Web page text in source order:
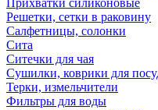
Прихватки силиконовые
Решетки, сетки в раковину
Салфетницы, солонки
Сита
Ситечки для чая
Сушилки, коврики для
Терки, измельчители
Фильтры для воды